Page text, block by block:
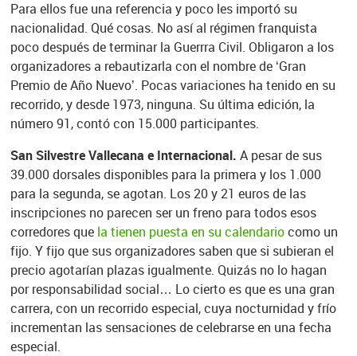
Para ellos fue una referencia y poco les importó su
nacionalidad. Qué cosas. No así al régimen franquista
poco después de terminar la Guerrra Civil. Obligaron a los
organizadores a rebautizarla con el nombre de ‘Gran
Premio de Año Nuevo’. Pocas variaciones ha tenido en su
recorrido, y desde 1973, ninguna. Su última edición, la
número 91, contó con 15.000 participantes.
San Silvestre Vallecana e Internacional. A pesar de sus
39.000 dorsales disponibles para la primera y los 1.000
para la segunda, se agotan. Los 20 y 21 euros de las
inscripciones no parecen ser un freno para todos esos
corredores que la tienen puesta en su calendariocomo un
fijo. Y fijo que sus organizadores saben que si subieran el
precio agotarían plazas igualmente. Quizás no lo hagan
por responsabilidad social… Lo cierto es que es una gran
carrera, con un recorrido especial, cuya nocturnidad y frío
incrementan las sensaciones de celebrarse en una fecha
especial.